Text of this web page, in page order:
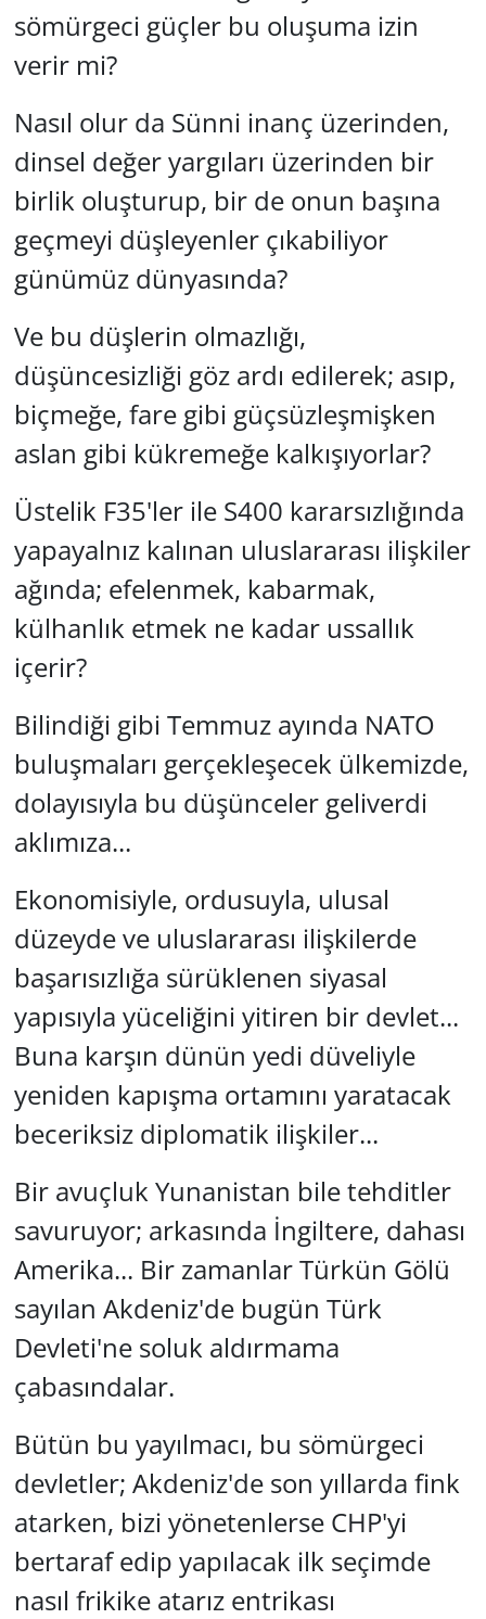
sömürgeci güçler bu oluşuma izin
verir mi?
Nasıl olur da Sünni inanç üzerinden,
dinsel değer yargıları üzerinden bir
birlik oluşturup, bir de onun başına
geçmeyi düşleyenler çıkabiliyor
günümüz dünyasında?
Ve bu düşlerin olmazlığı,
düşüncesizliği göz ardı edilerek; asıp,
biçmeğe, fare gibi güçsüzleşmişken
aslan gibi kükremeğe kalkışıyorlar?
Üstelik F35'ler ile S400 kararsızlığında
yapayalnız kalınan uluslararası ilişkiler
ağında; efelenmek, kabarmak,
külhanlık etmek ne kadar ussallık
içerir?
Bilindiği gibi Temmuz ayında NATO
buluşmaları gerçekleşecek ülkemizde,
dolayısıyla bu düşünceler geliverdi
aklımıza...
Ekonomisiyle, ordusuyla, ulusal
düzeyde ve uluslararası ilişkilerde
başarısızlığa sürüklenen siyasal
yapısıyla yüceliğini yitiren bir devlet...
Buna karşın dünün yedi düveliyle
yeniden kapışma ortamını yaratacak
beceriksiz diplomatik ilişkiler...
Bir avuçluk Yunanistan bile tehditler
savuruyor; arkasında İngiltere, dahası
Amerika... Bir zamanlar Türkün Gölü
sayılan Akdeniz'de bugün Türk
Devleti'ne soluk aldırmama
çabasındalar.
Bütün bu yayılmacı, bu sömürgeci
devletler; Akdeniz'de son yıllarda fink
atarken, bizi yönetenlerse CHP'yi
bertaraf edip yapılacak ilk seçimde
nasıl frikike atarız entrikası